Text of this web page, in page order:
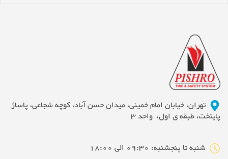
تهران، خیابان امام خمینی، میدان حسن آباد، کوچه شجاعی، پاساژ
پایتخت، طبقه ی اول، واحد 3
شنبه تا پنجشنبه: 09:30 الی 18:00